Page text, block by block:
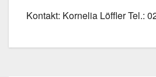
Kon­takt: Kor­ne­lia Löff­ler Tel.: